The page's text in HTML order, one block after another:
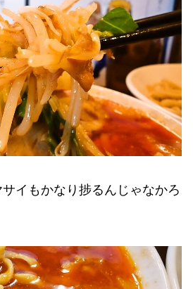
イもかなり捗るんじゃなかろ